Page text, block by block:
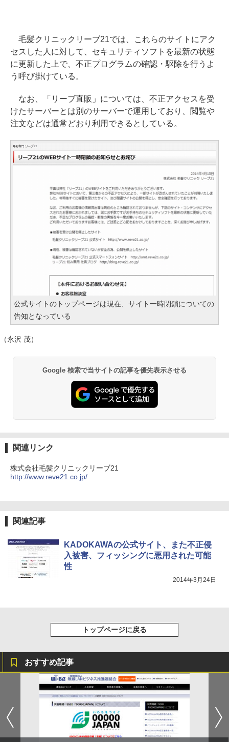
毛髪クリニックリーブ21では、これらのサイトにアク
セスした人に対して、セキュリティソフトを最新の状態
に更新した上で、不正プログラムの確認・駆除を行うよ
う呼び掛けている。
なお、「リーブ直販」については、不正アクセスを受
けたサーバーとは別のサーバーで運用しており、閲覧や
注文などは通常どおり利用できるとしている。
公式サイトのトップページは現在、サイト一時閉鎖についての
告知となっている
（永沢 茂）
Google 検索で当サイトの記事を優先表示させる
関連リンク
株式会社毛髪クリニックリーブ21
http://www.reve21.co.jp/
関連記事
KADOKAWAの公式サイト、また不正侵
入被害、フィッシングに悪用された可能
性
2014年3月24日
トップページに戻る
おすすめ記事